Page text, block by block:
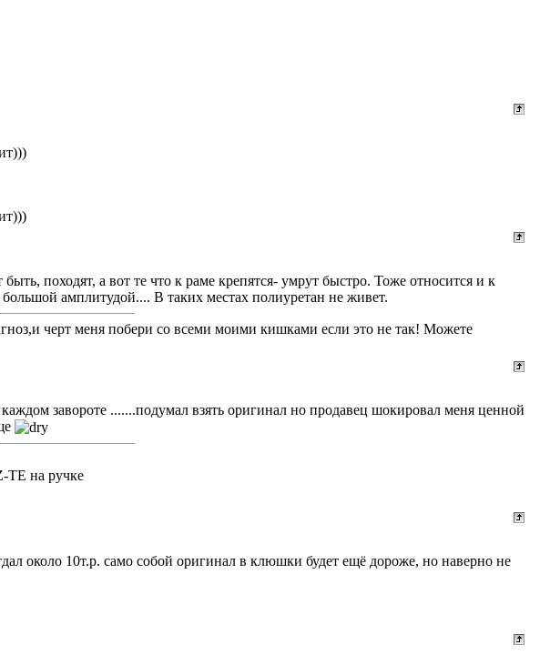
походят, а вот те что к раме крепятся- умрут быстро. Тоже относится и к
амплитудой.... В таких местах полиуретан не живет.
черт меня побери со всеми моими кишками если это не так! Можете
завороте .......подумал взять оригинал но продавец шокировал меня ценной
ТЕ на ручке
около 10т.р. само собой оригинал в клюшки будет ещё дороже, но наверно не